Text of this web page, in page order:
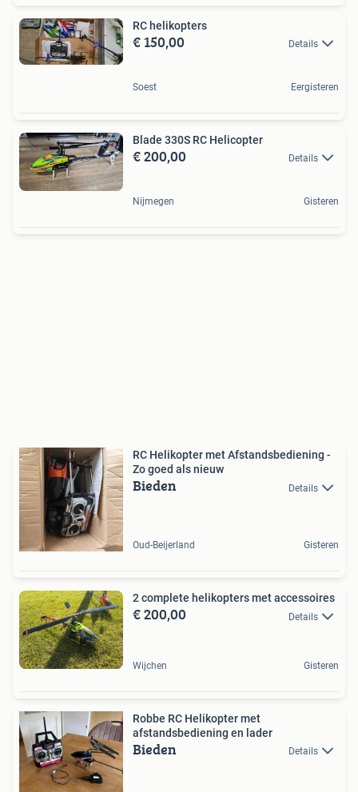
RC helikopters
€ 150,00 Details
Soest Eergisteren
Blade 330S RC Helicopter
€ 200,00 Details
Nijmegen Gisteren
RC Helikopter met Afstandsbediening -
Zo goed als nieuw
Bieden Details
Oud-Beijerland Gisteren
2 complete helikopters met accessoires
€ 200,00 Details
Wijchen Gisteren
Robbe RC Helikopter met
afstandsbediening en lader
Bieden Details